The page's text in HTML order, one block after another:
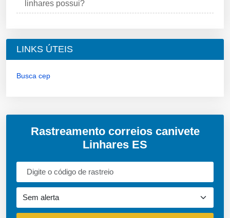
linhares possui?
LINKS ÚTEIS
Busca cep
Rastreamento correios canivete
Linhares ES